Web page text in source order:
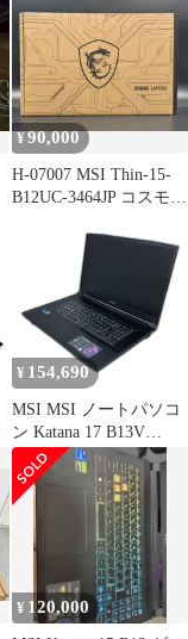
¥90,000
H-07007 MSI Thin-15-
B12UC-3464JP コスモス
トパソコン 15.6型（イ
ンチ） Core i7 初期化済
箱あり 極美品
¥ 154,690
MSI MSI ノートパソコ
ン Katana 17 B13V
Windows11 home Core i7
13620H SSD 16GB 1TB
17.3インチ
¥ 120,000